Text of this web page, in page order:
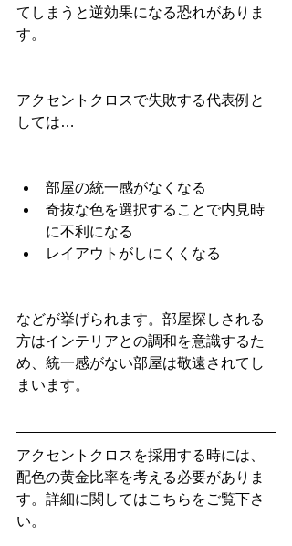
てしまうと逆効果になる恐れがありま
す。
アクセントクロスで失敗する代表例と
しては…
部屋の統一感がなくなる
奇抜な色を選択することで内見時
に不利になる
レイアウトがしにくくなる
などが挙げられます。部屋探しされる
方はインテリアとの調和を意識するた
め、統一感がない部屋は敬遠されてし
まいます。
アクセントクロスを採用する時には、
配色の黄金比率を考える必要がありま
す。詳細に関してはこちらをご覧下さ
い。